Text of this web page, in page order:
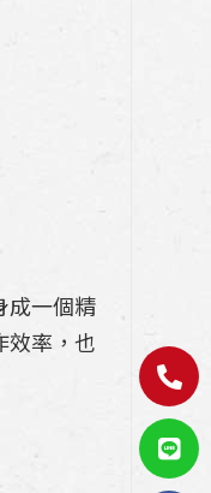
成一個精
效率，也